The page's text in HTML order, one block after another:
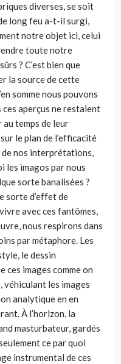
diverses, se soit
long feu a-t-il surgi,
notre objet ici, celui
toute notre
? C’est bien que
la source de cette
somme nous pouvons
ces aperçus ne restaient
temps de leur
le plan de l’efficacité
de nos interprétations,
les imagos par nous
sorte banalisées ?
sorte d’effet de
avec ces fantômes,
nous respirons dans
par métaphore. Les
le dessin
images comme on
véhiculant les images
analytique en en
À l’horizon, la
masturbateur, gardés
ce par quoi
instrumental de ces